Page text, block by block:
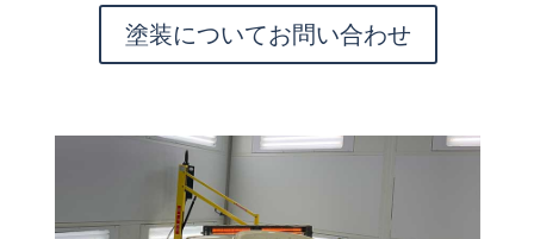
塗装についてお問い合わせ